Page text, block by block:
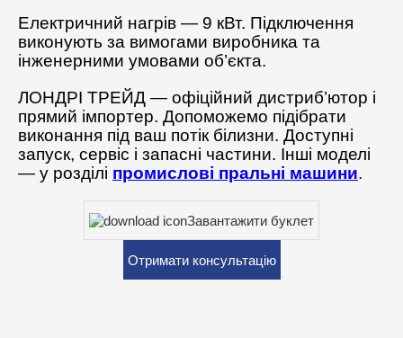
Електричний нагрів — 9 кВт. Підключення
виконують за вимогами виробника та
інженерними умовами об’єкта.
ЛОНДРІ ТРЕЙД — офіційний дистриб’ютор і
прямий імпортер. Допоможемо підібрати
виконання під ваш потік білизни. Доступні
запуск, сервіс і запасні частини. Інші моделі
— у розділі промислові пральні машини.
Завантажити буклет
Отримати консультацію